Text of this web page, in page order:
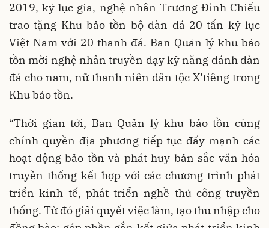
2019, kỷ lục gia, nghệ nhân Trương Đình Chiểu
trao tặng Khu bảo tồn bộ đàn đá 20 tấn kỷ lục
Việt Nam với 20 thanh đá. Ban Quản lý khu bảo
tồn mời nghệ nhân truyền dạy kỹ năng đánh đàn
đá cho nam, nữ thanh niên dân tộc X’tiêng trong
Khu bảo tồn.
“Thời gian tới, Ban Quản lý khu bảo tồn cùng
chính quyền địa phương tiếp tục đẩy mạnh các
hoạt động bảo tồn và phát huy bản sắc văn hóa
truyền thống kết hợp với các chương trình phát
triển kinh tế, phát triển nghề thủ công truyền
thống. Từ đó giải quyết việc làm, tạo thu nhập cho